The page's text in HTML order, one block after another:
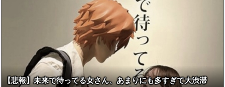
【悲報】未来で待ってる女さん、あまりにも多すぎて大渋滞